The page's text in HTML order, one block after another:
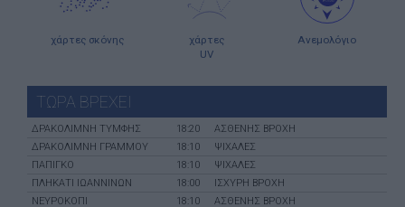
χάρτες σκόνης
χάρτες
UV
Ανεμολόγιο
ΤΩΡΑ ΒΡΕΧΕΙ
ΔΡΑΚΟΛΙΜΝΗ ΤΥΜΦΗΣ 18:20
ΑΣΘΕΝΗΣ ΒΡΟΧΗ
ΔΡΑΚΟΛΙΜΝΗ ΓΡΑΜΜΟΥ
18:10
ΨΙΧΑΛΕΣ
ΠΑΠΙΓΚΟ
18:10
ΨΙΧΑΛΕΣ
ΠΛΗΚΑΤΙ ΙΩΑΝΝΙΝΩΝ
18:00
ΙΣΧΥΡΗ ΒΡΟΧΗ
ΝΕΥΡΟΚΟΠΙ
18:10
ΑΣΘΕΝΗΣ ΒΡΟΧΗ